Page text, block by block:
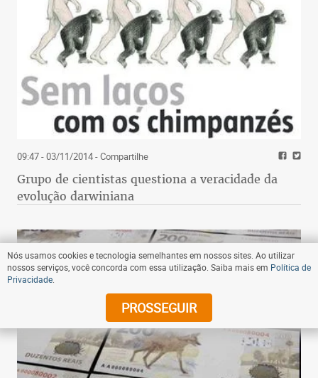
09:47 - 03/11/2014- Compartilhe
Grupo de cientistas questiona a veracidade da
evolução darwiniana
Nós usamos cookies e tecnologia semelhantes em nossos sites. Ao utilizar
nossos serviços, você concorda com essa utilização. Saiba mais em Política de
Privacidade
PROSSEGUIR